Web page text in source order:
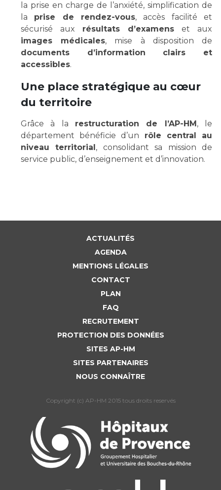
La Commission Des Usagers (CDU)
Les Comités Locaux des Usagers
Le projet des usagers
Qualité
Nos indicateurs qualité et de sécurité des soins
Protection des données
Les recherches en santé à l’AP-HM
Lieu de santé sans tabac
Fournisseurs
Rôles et missions
Liste des marchés conclus
Documents utiles
la prise en charge de l’anxiété, simplification de
la prise de rendez-vous, accès facilité et
sécurisé aux résultats d’examens et aux
images médicales, mise à disposition de
documents d’information clairs et
accessibles.
Une place stratégique au cœur
du territoire
Grâce à la restructuration de l’AP-HM, le
département bénéficie d’un rôle central au
niveau territorial, consolidant sa mission de
service public, d’enseignement et d’innovation.
ACTUALITÉS
AGENDA
MENTIONS LÉGALES
CONTACT
PLAN
FAQ
RECRUTEMENT
PROTECTION DES DONNÉES
SITES AP-HM
SITES PARTENAIRES
NOUS CONNAÎTRE
Copyright (c) AP-HM 2015 tous droits reservés